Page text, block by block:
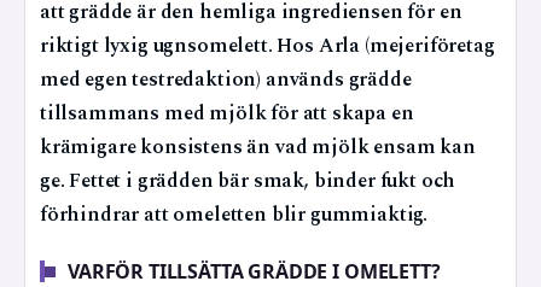
att grädde är den hemliga ingrediensen för en
riktigt lyxig ugnsomelett. Hos Arla (mejeriföretag
med egen testredaktion) används grädde
tillsammans med mjölk för att skapa en
krämigare konsistens än vad mjölk ensam kan
ge. Fettet i grädden bär smak, binder fukt och
förhindrar att omeletten blir gummiaktig.
VARFÖR TILLSÄTTA GRÄDDE I OMELETT?